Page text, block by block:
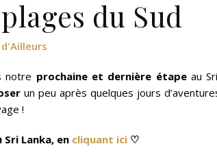
du Sud
notre prochaine et dernière étapeau
un peu après quelques jours
!
Lanka, en cliquant ici♡